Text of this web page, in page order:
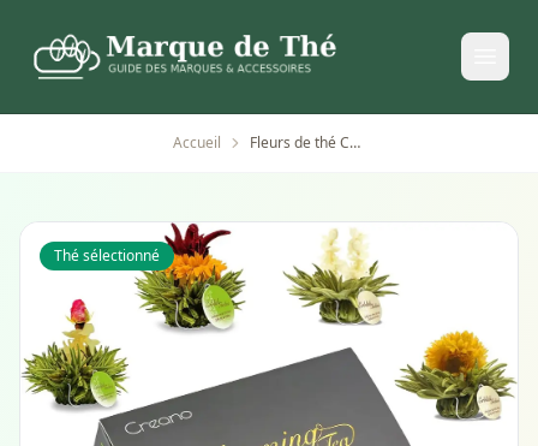
Accueil Fleurs de thé Creano en coffret cadeau élégant
Thé sélectionné